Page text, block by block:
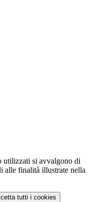
utilizzati si avvalgono di
alle finalità illustrate nella
tutti i cookies